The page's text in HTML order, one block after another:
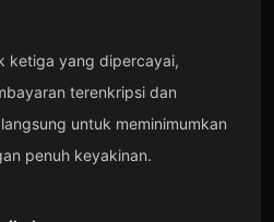
ketiga yang dipercayai,
terenkripsi dan
untuk meminimumkan
penuh keyakinan.